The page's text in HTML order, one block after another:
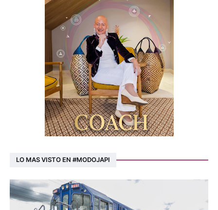
LO MAS VISTO EN #MODOJAPI